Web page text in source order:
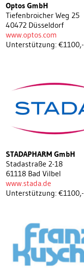
Optos GmbH
Tiefenbroicher Weg 25
40472 Düsseldorf
www.optos.com
Unterstützung: €1100,-
STADAPHARM GmbH
Stadastraße 2-18
61118 Bad Vilbel
www.stada.de
Unterstützung: €1100,-